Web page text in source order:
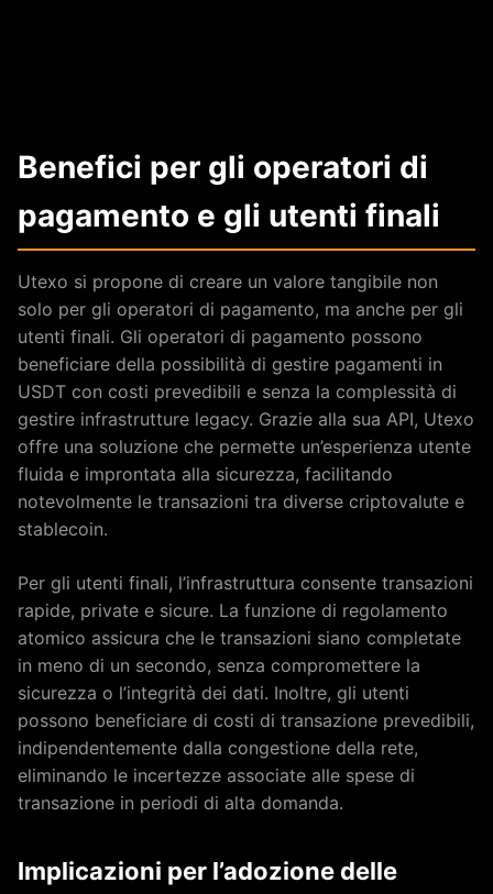
Benefici per gli operatori di
pagamento e gli utenti finali
Utexo si propone di creare un valore tangibile non
solo per gli operatori di pagamento, ma anche per gli
utenti finali. Gli operatori di pagamento possono
beneficiare della possibilità di gestire pagamenti in
USDT con costi prevedibili e senza la complessità di
gestire infrastrutture legacy. Grazie alla sua API, Utexo
offre una soluzione che permette un’esperienza utente
fluida e improntata alla sicurezza, facilitando
notevolmente le transazioni tra diverse criptovalute e
stablecoin.
Per gli utenti finali, l’infrastruttura consente transazioni
rapide, private e sicure. La funzione di regolamento
atomico assicura che le transazioni siano completate
in meno di un secondo, senza compromettere la
sicurezza o l’integrità dei dati. Inoltre, gli utenti
possono beneficiare di costi di transazione prevedibili,
indipendentemente dalla congestione della rete,
eliminando le incertezze associate alle spese di
transazione in periodi di alta domanda.
Implicazioni per l’adozione delle